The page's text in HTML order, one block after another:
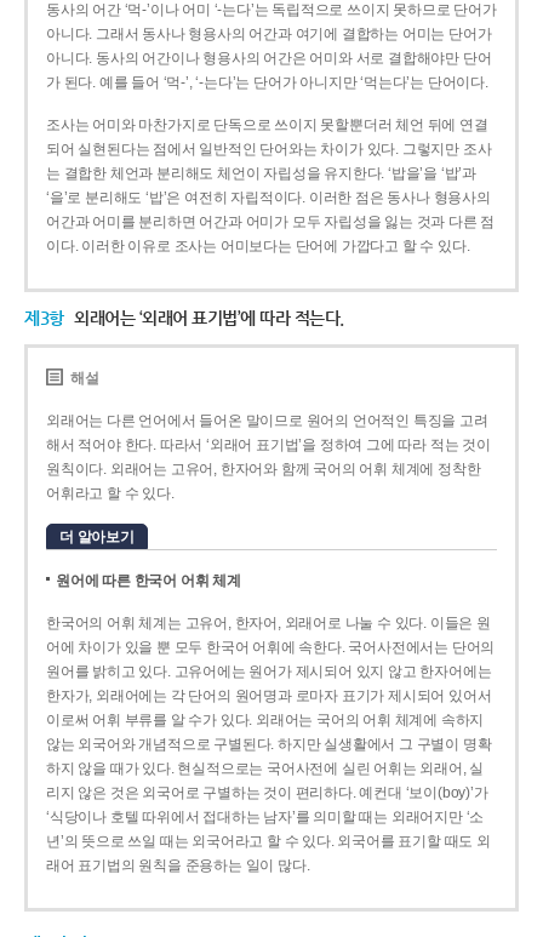
동사의 어간 ‘먹-­’이나 어미 ‘­-는다’는 독립적으로 쓰이지 못하므로 단어가
아니다. 그래서 동사나 형용사의 어간과 여기에 결합하는 어미는 단어가
아니다. 동사의 어간이나 형용사의 어간은 어미와 서로 결합해야만 단어
가 된다. 예를 들어 ‘먹-’, ‘-는다’는 단어가 아니지만 ‘먹는다’는 단어이다.
조사는 어미와 마찬가지로 단독으로 쓰이지 못할뿐더러 체언 뒤에 연결
되어 실현된다는 점에서 일반적인 단어와는 차이가 있다. 그렇지만 조사
는 결합한 체언과 분리해도 체언이 자립성을 유지한다. ‘밥을’을 ‘밥’과
‘을’로 분리해도 ‘밥’은 여전히 자립적이다. 이러한 점은 동사나 형용사의
어간과 어미를 분리하면 어간과 어미가 모두 자립성을 잃는 것과 다른 점
이다. 이러한 이유로 조사는 어미보다는 단어에 가깝다고 할 수 있다.
제3항 외래어는 ‘외래어 표기법’에 따라 적는다.
해설
외래어는 다른 언어에서 들어온 말이므로 원어의 언어적인 특징을 고려
해서 적어야 한다. 따라서 ‘외래어 표기법’을 정하여 그에 따라 적는 것이
원칙이다. 외래어는 고유어, 한자어와 함께 국어의 어휘 체계에 정착한
어휘라고 할 수 있다.
더 알아보기
원어에 따른 한국어 어휘 체계
한국어의 어휘 체계는 고유어, 한자어, 외래어로 나눌 수 있다. 이들은 원
어에 차이가 있을 뿐 모두 한국어 어휘에 속한다. 국어사전에서는 단어의
원어를 밝히고 있다. 고유어에는 원어가 제시되어 있지 않고 한자어에는
한자가, 외래어에는 각 단어의 원어명과 로마자 표기가 제시되어 있어서
이로써 어휘 부류를 알 수가 있다. 외래어는 국어의 어휘 체계에 속하지
않는 외국어와 개념적으로 구별된다. 하지만 실생활에서 그 구별이 명확
하지 않을 때가 있다. 현실적으로는 국어사전에 실린 어휘는 외래어, 실
리지 않은 것은 외국어로 구별하는 것이 편리하다. 예컨대 ‘보이(boy)’가
‘식당이나 호텔 따위에서 접대하는 남자’를 의미할 때는 외래어지만 ‘소
년’의 뜻으로 쓰일 때는 외국어라고 할 수 있다. 외국어를 표기할 때도 외
래어 표기법의 원칙을 준용하는 일이 많다.